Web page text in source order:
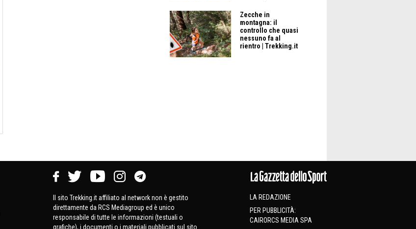
Zecche in
montagna: il
controllo che quasi
nessuno fa al
rientro | Trekking.it
Il sito Trekking.it affiliato al network non è gestito
direttamente da RCS Mediagroup ed è unico
responsabile di tutte le informazioni (testuali o
grafiche), i documenti o i materiali pubblicati sul sito
LA REDAZIONE
PER PUBBLICITÀ:
CAIRORCS MEDIA SPA